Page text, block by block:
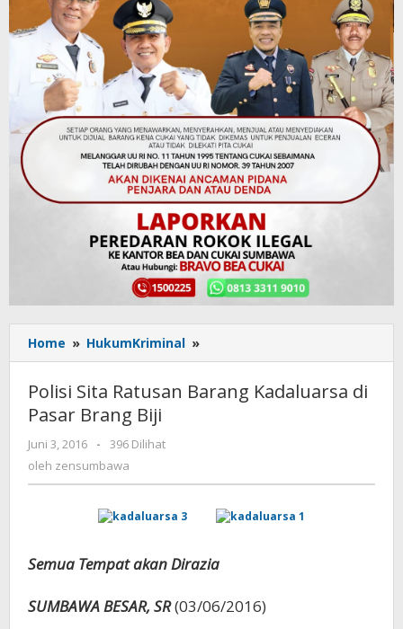
Home » HukumKriminal »
Sita
Barang
Polisi Sita Ratusan Barang Kadaluarsa di
Pasar Brang Biji
Juni 3, 2016
oleh
zensumbawa
-
396 Dilihat
oleh zensumbawa
Semua Tempat akan Dirazia
SUMBAWA BESAR, SR(03/06/2016)